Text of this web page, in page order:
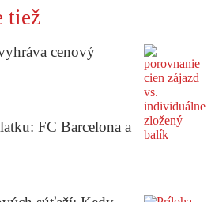
tiež
cenový
FC Barcelona a